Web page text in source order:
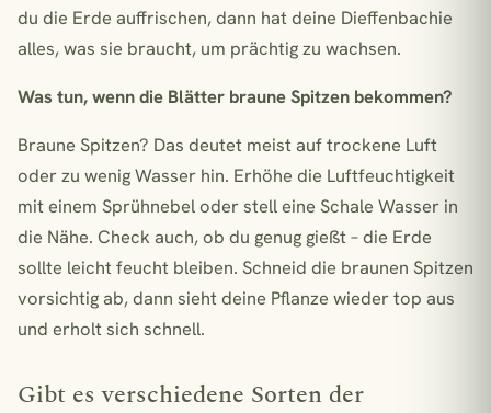
du die Erde auffrischen, dann hat deine Dieffenbachie
alles, was sie braucht, um prächtig zu wachsen.
Was tun, wenn die Blätter braune Spitzen bekommen?
Braune Spitzen? Das deutet meist auf trockene Luft
oder zu wenig Wasser hin. Erhöhe die Luftfeuchtigkeit
mit einem Sprühnebel oder stell eine Schale Wasser in
die Nähe. Check auch, ob du genug gießt – die Erde
sollte leicht feucht bleiben. Schneid die braunen Spitzen
vorsichtig ab, dann sieht deine Pflanze wieder top aus
und erholt sich schnell.
Gibt es verschiedene Sorten der